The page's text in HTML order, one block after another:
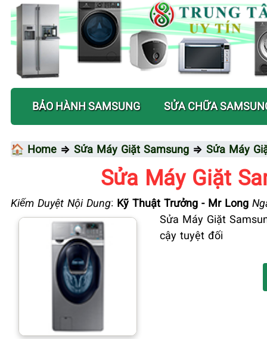
BẢO HÀNH SAMSUNG SỬA CHỮA
🏠 Home ⇒ Sửa Máy Giặt Samsung ⇒ Sửa Máy
Sửa Máy Giặt
Kiểm Duyệt Nội Dung: Kỹ Thuật Trưởng - Mr Long
Sửa Máy Giặt
cậy tuyệt đối